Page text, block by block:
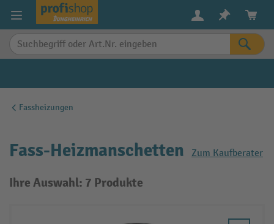
springen
Fassheizungen
Fass-Heizmanschetten Zum Kaufberater
Ihre Auswahl: 7 Produkte